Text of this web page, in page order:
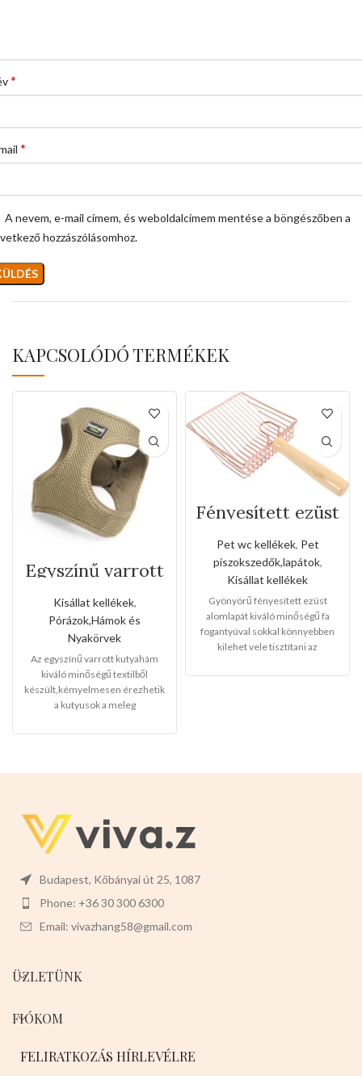
*
*
A nevem, e-mail címem, és weboldalcímem mentése a böngészőben a
hozzászólásomhoz.
KAPCSOLÓDÓ TERMÉKEK
Egyszínű varrott
kutyahám(Közep
es méret)
Kisállat kellékek,
Pórázok,Hámok és
Nyakörvek
Az egyszínű varrott kutyahám
kiváló minőségű textilből
készült,kémyelmesen érezhetik
a kutyusok a meleg
kedvencei lesz a
tökéletes a házikedvencek
számára.
Javasolt testtömeg:4-
7kg Színei:
-VILÁGOSBARNA -
SÖTÉT KÉK -PIROS -RÓZSASZÍN
Válasszon nyugodtan a termék
magas minőségét!
Fényesített ezüst
alomlapát fa
fogantyúval
Pet wc kellékek, Pet
piszokszedők,lapátok,
Kisállat kellékek
Gyönyörű fényesített ezüst
alomlapát kiváló minőségű fa
fogantyúval sokkal könnyebben
kilehet vele tisztítani az
cm hosszú ,14cm széles ,4cm
Budapest, Kőbányai út 25, 1087
Phone: +36 30 300 6300
Email: vivazhang58@gmail.com
ÜZLETÜNK
FIÓKOM
FELIRATKOZÁS HÍRLEVÉLRE